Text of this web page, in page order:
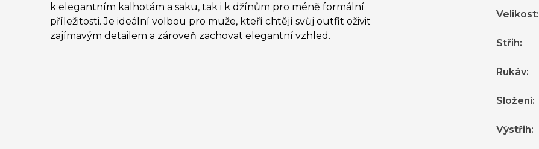
k elegantním kalhotám a saku, tak i k džínům pro méně formální
příležitosti. Je ideální volbou pro muže, kteří chtějí svůj outfit oživit
zajímavým detailem a zároveň zachovat elegantní vzhled.
Velikost:
Střih:
Rukáv:
Složení:
Výstřih: